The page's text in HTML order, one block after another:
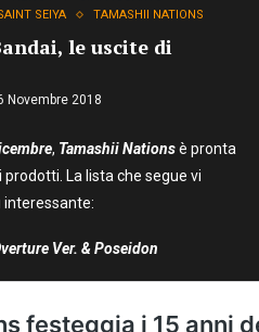
SEIYA TAMASHII NATIONS
le uscite di
Novembre 2018
, Tamashii Nationsè pronta
La lista che segue vi
interessante:
Ver. & Poseidon